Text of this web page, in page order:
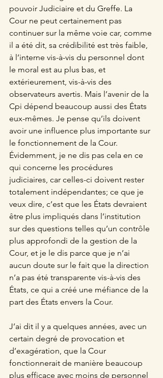
pouvoir Judiciaire et du Greffe. La
Cour ne peut certainement pas
continuer sur la même voie car, comme
il a été dit, sa crédibilité est très faible,
à l’interne vis-à-vis du personnel dont
le moral est au plus bas, et
extérieurement, vis-à-vis des
observateurs avertis. Mais l’avenir de la
Cpi dépend beaucoup aussi des États
eux-mêmes. Je pense qu’ils doivent
avoir une influence plus importante sur
le fonctionnement de la Cour.
Évidemment, je ne dis pas cela en ce
qui concerne les procédures
judiciaires, car celles-ci doivent rester
totalement indépendantes; ce que je
veux dire, c’est que les États devraient
être plus impliqués dans l’institution
sur des questions telles qu’un contrôle
plus approfondi de la gestion de la
Cour, et je le dis parce que je n’ai
aucun doute sur le fait que la direction
n’a pas été transparente vis-à-vis des
États, ce qui a créé une méfiance de la
part des États envers la Cour.
J’ai dit il y a quelques années, avec un
certain degré de provocation et
d’exagération, que la Cour
fonctionnerait de manière beaucoup
plus efficace avec moins de personnel